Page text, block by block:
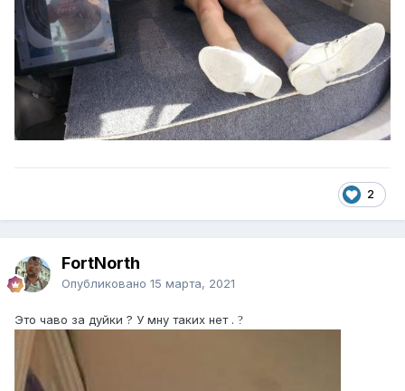
2
FоrtNorth
Опубликовано 15 марта, 2021
Это чаво за дуйки ? У мну таких нет . ?